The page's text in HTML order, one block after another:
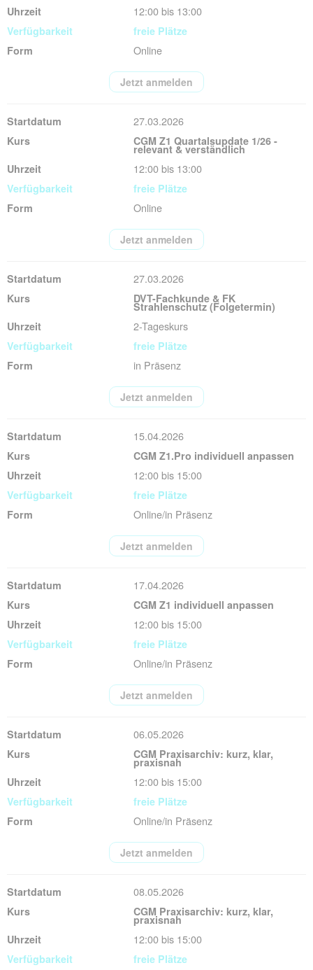
12:00 bis 13:00
freie Plätze
Online
Jetzt anmelden
27.03.2026
CGM Z1 Quartalsupdate 1/26 -
relevant & verständlich
12:00 bis 13:00
freie Plätze
Online
Jetzt anmelden
27.03.2026
DVT-Fachkunde & FK
Strahlenschutz (Folgetermin)
2-Tageskurs
freie Plätze
in Präsenz
Jetzt anmelden
15.04.2026
CGM Z1.Pro individuell anpassen
12:00 bis 15:00
freie Plätze
Online/in Präsenz
Jetzt anmelden
17.04.2026
CGM Z1 individuell anpassen
12:00 bis 15:00
freie Plätze
Online/in Präsenz
Jetzt anmelden
06.05.2026
CGM Praxisarchiv: kurz, klar,
praxisnah
12:00 bis 15:00
freie Plätze
Online/in Präsenz
Jetzt anmelden
08.05.2026
CGM Praxisarchiv: kurz, klar,
praxisnah
12:00 bis 15:00
freie Plätze